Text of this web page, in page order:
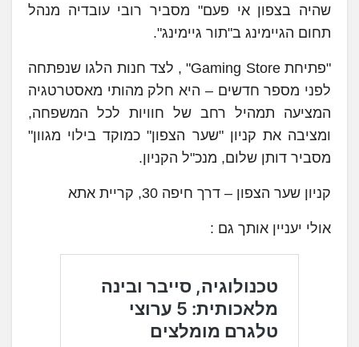
שהיה בצפון אי פעם" מסביר רובי עובדיה מנהל
תחום הגיימינג ב"תור גיימינג".
"פתיחת Gaming Store" , לצד חנות הלגו שנפתחה
לפני מספר חדשים – היא חלק מהותי מאסטרטגיה
המציעה תמהיל רחב של חוויות לכל המשפחה,
ומציבה את קניון "שער הצפון" כמוקד בילוי מגוון"
מסביר דותן שלום, מנכ"ל הקניון.
קניון שער הצפון – דרך חיפה 30, קריית אתא
אולי יעניין אותך גם :